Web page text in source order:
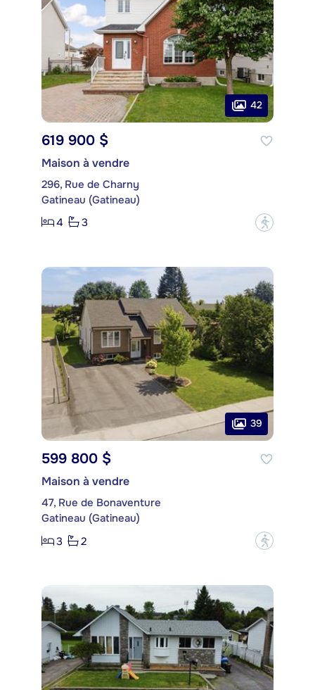
42
619 900 $
Maison à vendre
296, Rue de Charny
Gatineau (Gatineau)
4
3 ?
39
599 800 $
Maison à vendre
47, Rue de Bonaventure
Gatineau (Gatineau)
3
2 ?